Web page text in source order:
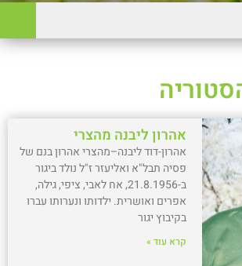
אהרון ליבנה מהצרי
אהרון-דוד ליבנה–מהצרי אהרון בנם של
פסיה תבל"א ואליעזר ז"ל נולד ביגור
ב-21.8.1956, אח לאבי, ציפי, גילה,
אפרים ואושרית. ילדותו ונערותו עברו
בקיבוץ יגור
קרא עוד »